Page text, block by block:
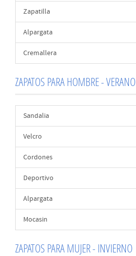
Zapatilla
Alpargata
Cremallera
ZAPATOS PARA HOMBRE - VERANO
Sandalia
Velcro
Cordones
Deportivo
Alpargata
Mocasin
ZAPATOS PARA MUJER - INVIERNO